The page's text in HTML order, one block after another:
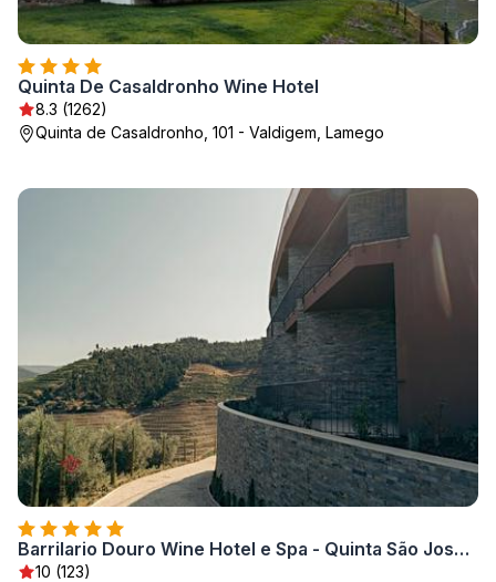
Quinta De Casaldronho Wine Hotel
8.3 (1262)
Quinta de Casaldronho, 101 - Valdigem, Lamego
Barrilario Douro Wine Hotel e Spa - Quinta São Jose do Barrilario
10 (123)